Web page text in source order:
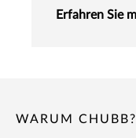
Erfahren Sie
WARUM CHUBB?